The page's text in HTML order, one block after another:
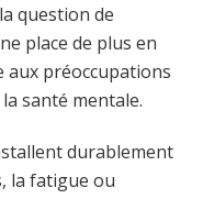
question de
place de plus en
préoccupations
santé mentale.
durablement
la fatigue ou